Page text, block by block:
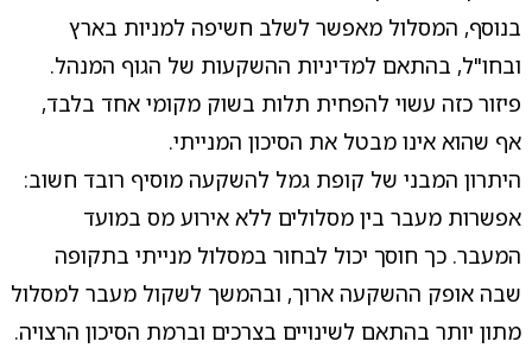
בנוסף, המסלול מאפשר לשלב חשיפה למניות בארץ
ובחו"ל, בהתאם למדיניות ההשקעות של הגוף המנהל.
פיזור כזה עשוי להפחית תלות בשוק מקומי אחד בלבד,
אף שהוא אינו מבטל את הסיכון המנייתי.
היתרון המבני של קופת גמל להשקעה מוסיף רובד חשוב:
אפשרות מעבר בין מסלולים ללא אירוע מס במועד
המעבר. כך חוסך יכול לבחור במסלול מנייתי בתקופה
שבה אופק ההשקעה ארוך, ובהמשך לשקול מעבר למסלול
מתון יותר בהתאם לשינויים בצרכים וברמת הסיכון הרצויה.